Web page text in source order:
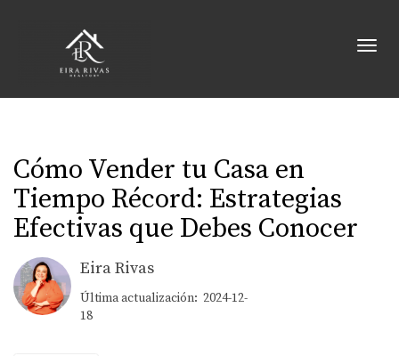
Cómo Vender tu Casa en
Tiempo Récord: Estrategias
Efectivas que Debes Conocer
Eira Rivas
Última actualización: 2024-12-
18